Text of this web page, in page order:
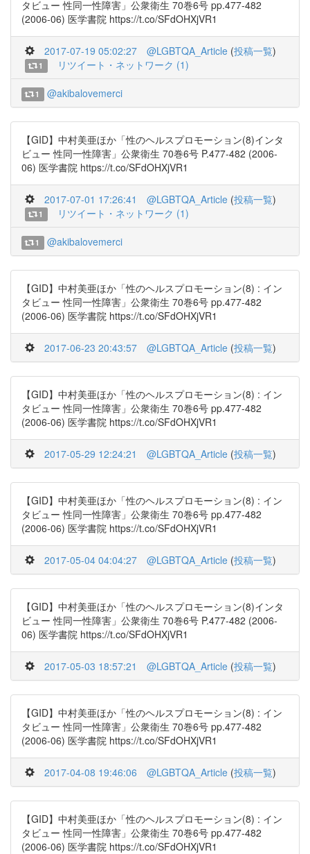
タビュー 性同一性障害」公衆衛生 70巻6号 pp.477-482
(2006-06) 医学書院 https://t.co/SFdOHXjVR1
2017-07-19 05:02:27 @LGBTQA_Article (投稿一覧)
1 リツイート・ネットワーク (1)
1 @akibalovemerci
【GID】中村美亜ほか「性のヘルスプロモーション(8)インタ
ビュー 性同一性障害」公衆衛生 70巻6号 P.477-482 (2006-
06) 医学書院 https://t.co/SFdOHXjVR1
2017-07-01 17:26:41 @LGBTQA_Article (投稿一覧)
1 リツイート・ネットワーク (1)
1 @akibalovemerci
【GID】中村美亜ほか「性のヘルスプロモーション(8) : イン
タビュー 性同一性障害」公衆衛生 70巻6号 pp.477-482
(2006-06) 医学書院 https://t.co/SFdOHXjVR1
2017-06-23 20:43:57 @LGBTQA_Article (投稿一覧)
【GID】中村美亜ほか「性のヘルスプロモーション(8) : イン
タビュー 性同一性障害」公衆衛生 70巻6号 pp.477-482
(2006-06) 医学書院 https://t.co/SFdOHXjVR1
2017-05-29 12:24:21 @LGBTQA_Article (投稿一覧)
【GID】中村美亜ほか「性のヘルスプロモーション(8) : イン
タビュー 性同一性障害」公衆衛生 70巻6号 pp.477-482
(2006-06) 医学書院 https://t.co/SFdOHXjVR1
2017-05-04 04:04:27 @LGBTQA_Article (投稿一覧)
【GID】中村美亜ほか「性のヘルスプロモーション(8)インタ
ビュー 性同一性障害」公衆衛生 70巻6号 P.477-482 (2006-
06) 医学書院 https://t.co/SFdOHXjVR1
2017-05-03 18:57:21 @LGBTQA_Article (投稿一覧)
【GID】中村美亜ほか「性のヘルスプロモーション(8) : イン
タビュー 性同一性障害」公衆衛生 70巻6号 pp.477-482
(2006-06) 医学書院 https://t.co/SFdOHXjVR1
2017-04-08 19:46:06 @LGBTQA_Article (投稿一覧)
【GID】中村美亜ほか「性のヘルスプロモーション(8) : イン
タビュー 性同一性障害」公衆衛生 70巻6号 pp.477-482
(2006-06) 医学書院 https://t.co/SFdOHXjVR1